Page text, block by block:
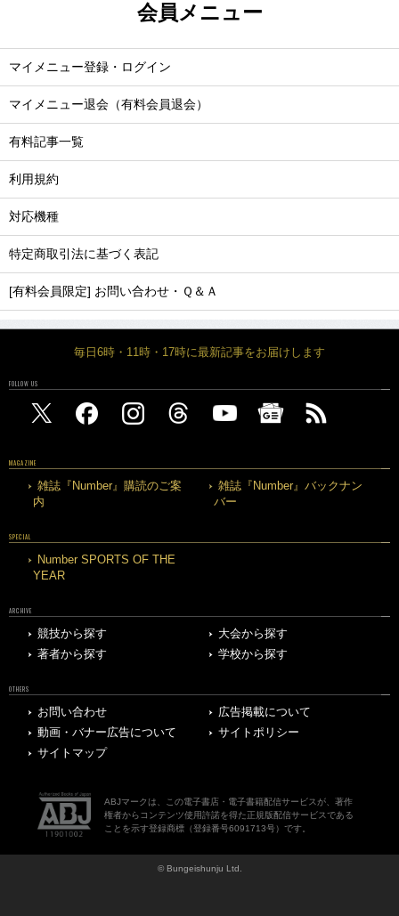
会員メニュー
マイメニュー登録・ログイン
マイメニュー退会（有料会員退会）
有料記事一覧
利用規約
対応機種
特定商取引法に基づく表記
[有料会員限定] お問い合わせ・Ｑ＆Ａ
毎日6時・11時・17時に最新記事をお届けします
FOLLOW US
MAGAZINE
雑誌『Number』購読のご案
内
雑誌『Number』バックナン
バー
SPECIAL
Number SPORTS OF THE
YEAR
ARCHIVE
競技から探す
大会から探す
著者から探す
学校から探す
OTHERS
お問い合わせ
広告掲載について
動画・バナー広告について
サイトポリシー
サイトマップ
ABJマークは、この電子書店・電子書籍配信サービスが、著作
権者からコンテンツ使用許諾を得た正規版配信サービスである
ことを示す登録商標（登録番号6091713号）です。
© Bungeishunju Ltd.